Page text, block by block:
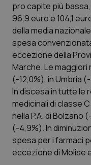
Umbria
Valle D’Aosta
Veneto
Oftalmologia
Oncologia &
Psoriasi & pelle
Quotidiano
pro capite più
96,9 euro e 104,1
della media
spesa
eccezione della
Marche. Le maggiori
(-12,0%), in Umbria
In discesa in tutte le
medicinali di classe
nella P.A. di Bolzano
(-4,9%). In
spesa per i farmaci
eccezione di Molise